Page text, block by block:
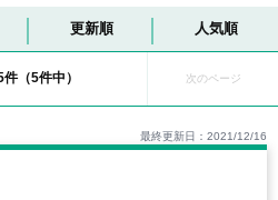
アーケード街には数多くの飲食店や飲み屋
バーやスナック、キャバクラなどでワイワ
た場所に居酒屋、バー、スナック、キャバ
数立ち並んでいます！個人経営の居酒屋で
県のほとんどのガールズバーは郡山市エリ
更新順 人気順
（5件中） 次のページ
最終更新日：2021/12/16